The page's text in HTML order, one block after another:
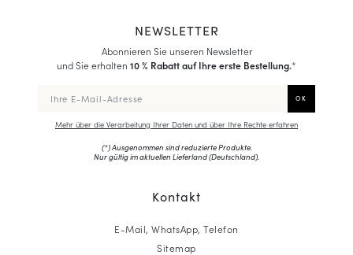
NEWSLETTER
Abonnieren Sie unseren Newsletter
und Sie erhalten 10 % Rabatt auf Ihre erste Bestellung.*
Mehr über die Verarbeitung Ihrer Daten und über Ihre Rechte erfahren
(*) Ausgenommen sind reduzierte Produkte.
Nur gültig im aktuellen Lieferland (Deutschland).
Kontakt
E-Mail, WhatsApp, Telefon
Sitemap